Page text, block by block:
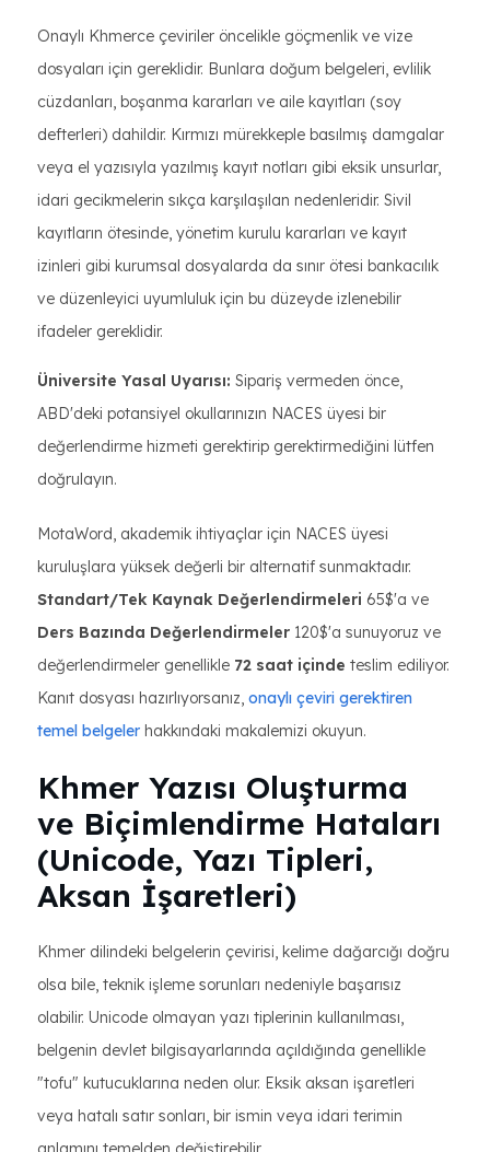
Onaylı Khmerce çeviriler öncelikle göçmenlik ve vize
dosyaları için gereklidir. Bunlara doğum belgeleri, evlilik
cüzdanları, boşanma kararları ve aile kayıtları (soy
defterleri) dahildir. Kırmızı mürekkeple basılmış damgalar
veya el yazısıyla yazılmış kayıt notları gibi eksik unsurlar,
idari gecikmelerin sıkça karşılaşılan nedenleridir. Sivil
kayıtların ötesinde, yönetim kurulu kararları ve kayıt
izinleri gibi kurumsal dosyalarda da sınır ötesi bankacılık
ve düzenleyici uyumluluk için bu düzeyde izlenebilir
ifadeler gereklidir.
Üniversite Yasal Uyarısı: Sipariş vermeden önce,
ABD'deki potansiyel okullarınızın NACES üyesi bir
değerlendirme hizmeti gerektirip gerektirmediğini lütfen
doğrulayın.
MotaWord, akademik ihtiyaçlar için NACES üyesi
kuruluşlara yüksek değerli bir alternatif sunmaktadır.
Standart/Tek Kaynak Değerlendirmeleri 65$'a ve
Ders Bazında Değerlendirmeler 120$'a sunuyoruz ve
değerlendirmeler genellikle 72 saat içinde teslim ediliyor.
Kanıt dosyası hazırlıyorsanız, onaylı çeviri gerektiren
temel belgeler hakkındaki makalemizi okuyun.
Khmer Yazısı Oluşturma
ve Biçimlendirme Hataları
(Unicode, Yazı Tipleri,
Aksan İşaretleri)
Khmer dilindeki belgelerin çevirisi, kelime dağarcığı doğru
olsa bile, teknik işleme sorunları nedeniyle başarısız
olabilir. Unicode olmayan yazı tiplerinin kullanılması,
belgenin devlet bilgisayarlarında açıldığında genellikle
"tofu" kutucuklarına neden olur. Eksik aksan işaretleri
veya hatalı satır sonları, bir ismin veya idari terimin